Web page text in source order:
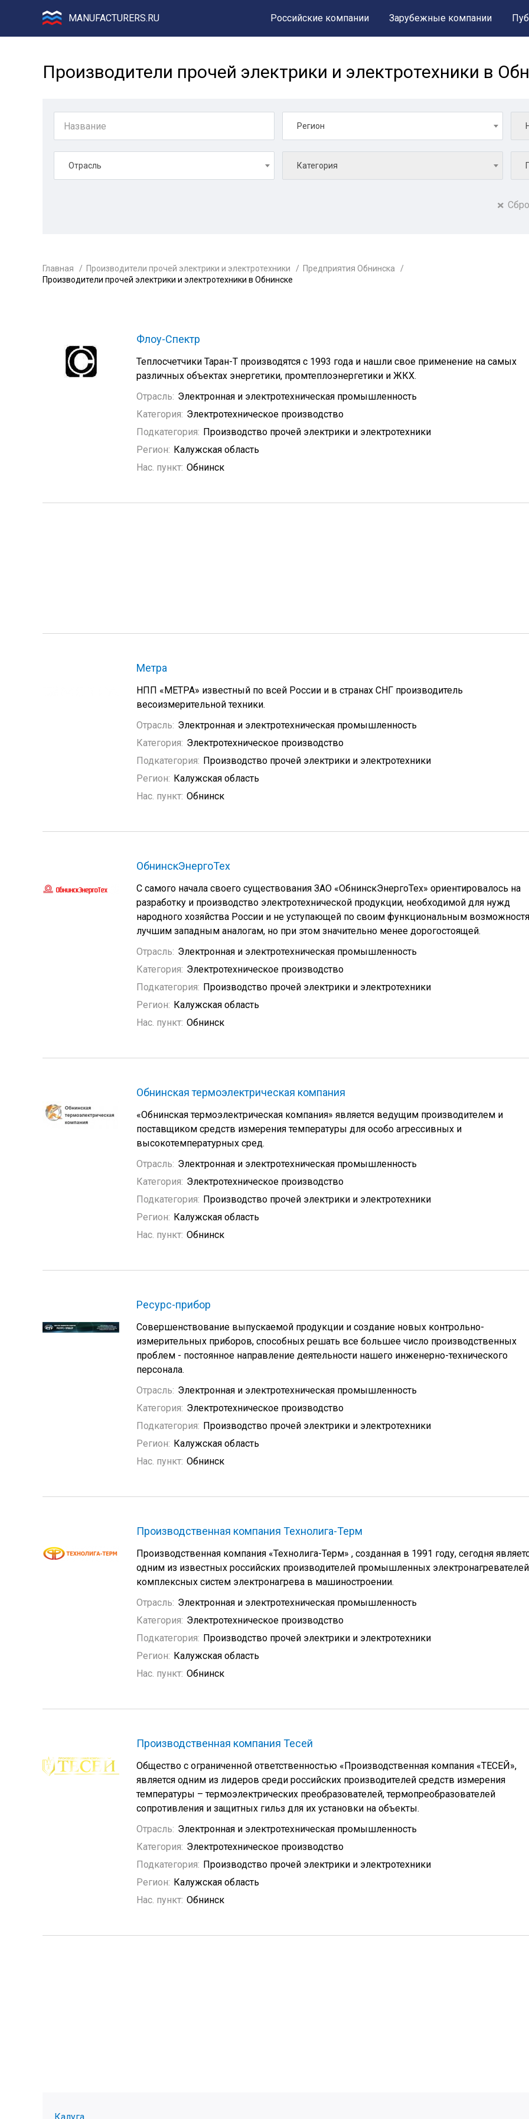
MANUFACTURERS.RU Российские компании Зарубежные компании
Производители прочей электрики и электротехники в
Регион
Отрасль Категория
Главная Производители прочей электрики и электротехники
Предприятия Обнинска
Производители прочей электрики и электротехники в Обнинске
Флоу-Спектр
Теплосчетчики Таран-Т производятся с 1993 года и нашли свое применение на самых
различных объектах энергетики, промтеплоэнергетики и ЖКХ.
Отрасль: Электронная и электротехническая промышленность
Категория: Электротехническое производство
Подкатегория: Производство прочей электрики и электротехники
Регион: Калужская область
Нас. пункт: Обнинск
Метра
НПП «МЕТРА» известный по всей России и в странах СНГ производитель
весоизмерительной техники.
Отрасль: Электронная и электротехническая промышленность
Категория: Электротехническое производство
Подкатегория: Производство прочей электрики и электротехники
Регион: Калужская область
Нас. пункт: Обнинск
ОбнинскЭнергоТех
С самого начала своего существования ЗАО «ОбнинскЭнергоТех» ориентировалось на
разработку и производство электротехнической продукции, необходимой для нужд
народного хозяйства России и не уступающей по своим функциональным
лучшим западным аналогам, но при этом значительно менее дорогостоящей.
Отрасль: Электронная и электротехническая промышленность
Категория: Электротехническое производство
Подкатегория: Производство прочей электрики и электротехники
Регион: Калужская область
Нас. пункт: Обнинск
Обнинская термоэлектрическая компания
«Обнинская термоэлектрическая компания» является ведущим производителем и
поставщиком средств измерения температуры для особо агрессивных и
высокотемпературных сред.
Отрасль: Электронная и электротехническая промышленность
Категория: Электротехническое производство
Подкатегория: Производство прочей электрики и электротехники
Регион: Калужская область
Нас. пункт: Обнинск
Ресурс-прибор
Совершенствование выпускаемой продукции и создание новых контрольно-
измерительных приборов, способных решать все большее число производственных
проблем - постоянное направление деятельности нашего инженерно-технического
персонала.
Отрасль: Электронная и электротехническая промышленность
Категория: Электротехническое производство
Подкатегория: Производство прочей электрики и электротехники
Регион: Калужская область
Нас. пункт: Обнинск
Производственная компания Технолига-Терм
Производственная компания «Технолига-Терм» , созданная в 1991 году, сегодня
одним из известных российских производителей промышленных
комплексных систем электронагрева в машиностроении.
Отрасль: Электронная и электротехническая промышленность
Категория: Электротехническое производство
Подкатегория: Производство прочей электрики и электротехники
Регион: Калужская область
Нас. пункт: Обнинск
Производственная компания Тесей
Общество с ограниченной ответственностью «Производственная компания «ТЕСЕЙ»,
является одним из лидеров среди российских производителей средств измерения
температуры – термоэлектрических преобразователей, термопреобразователей
сопротивления и защитных гильз для их установки на объекты.
Отрасль: Электронная и электротехническая промышленность
Категория: Электротехническое производство
Подкатегория: Производство прочей электрики и электротехники
Регион: Калужская область
Нас. пункт: Обнинск